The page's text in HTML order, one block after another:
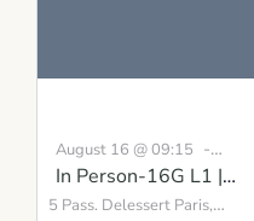
August 16 @ 09:15 -
August 30 @ 16:30 BST
In Person-16G L1 |
Building Inner
5 Pass. Delessert Paris,